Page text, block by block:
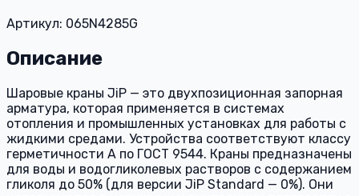
Артикул: 065N4285G
Описание
Шаровые краны JiP — это двухпозиционная запорная
арматура, которая применяется в системах
отопления и промышленных установках для работы с
жидкими средами. Устройства соответствуют классу
герметичности А по ГОСТ 9544. Краны предназначены
для воды и водогликолевых растворов с содержанием
гликоля до 50% (для версии JiP Standard — 0%). Они